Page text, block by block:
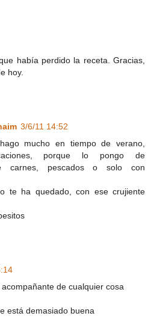
había perdido la receta. Gracias,
hoy.
3/6/11 14:52
mucho en tiempo de verano,
porque lo pongo de
carnes, pescados o solo con
te ha quedado, con ese crujiente
de cualquier cosa
está demasiado buena